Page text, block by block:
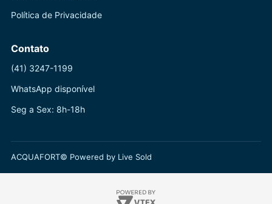
Política de Privacidade
Contato
(41) 3247-1199
WhatsApp disponível
Seg a Sex: 8h-18h
ACQUAFORT© Powered by Live Sold